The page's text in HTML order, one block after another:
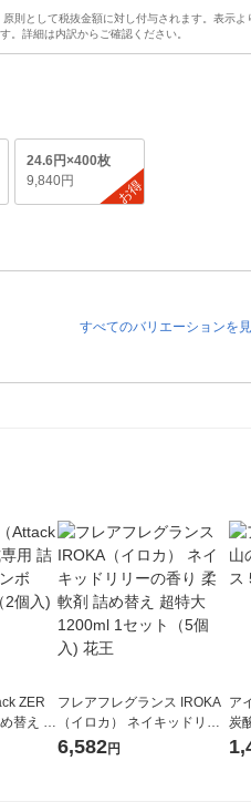
則として税抜金額に対し付与されます。表示よ
。詳細は内訳からご確認ください。
24.6円×400枚
9,840円
お得
すべてのバリエーションを
ZER
替え メ
ット
フレアフレグランス IROKA
（イロカ） ネイキッドリリ
ーの香り 柔軟剤 詰め替え 超
6,582円
ア
炭
箱